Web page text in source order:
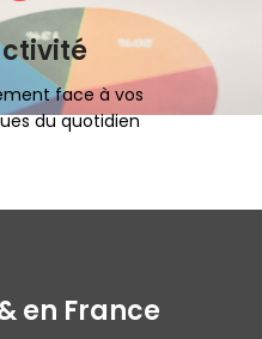
face à vos
du quotidien
en France